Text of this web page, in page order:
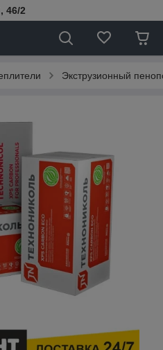
46/2
Экструзионный